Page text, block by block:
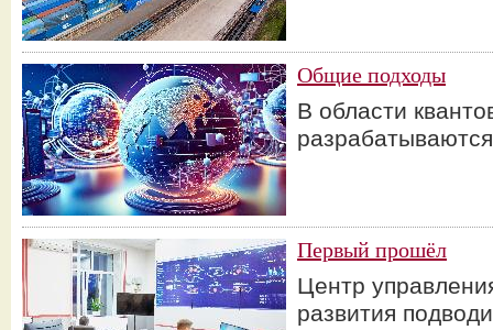
Общие подходы
В области
Первый прошёл
Центр
развития